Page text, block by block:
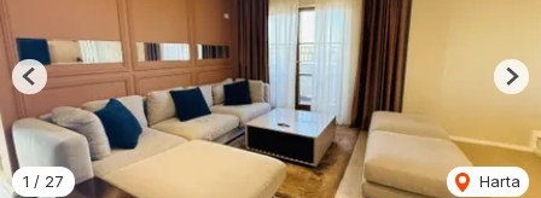
1 / 27 Harta
Previous